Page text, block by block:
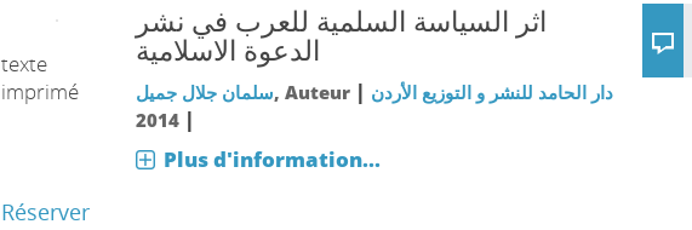
texte
imprimé
اثر السياسة السلمية للعرب في نشر
الدعوة الاسلامية
سلمان جلال جميل, Auteur | دار الحامد للنشر و التوزيع الأردن
|
2014
Plus d'information...
Réserver